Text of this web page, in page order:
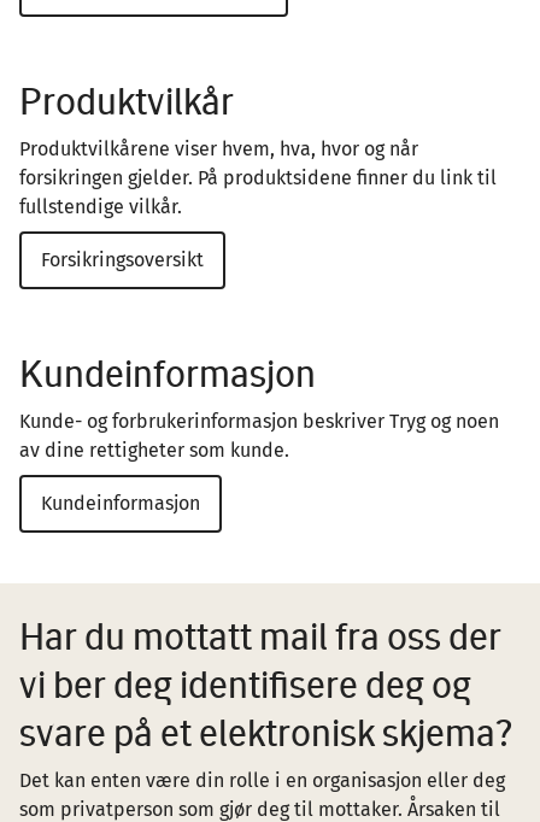
Produktvilkår
Produktvilkårene viser hvem, hva, hvor og når
forsikringen gjelder. På produktsidene finner du link til
fullstendige vilkår.
Forsikringsoversikt
Kundeinformasjon
Kunde- og forbrukerinformasjon beskriver Tryg og noen
av dine rettigheter som kunde.
Kundeinformasjon
Har du mottatt mail fra oss der
vi ber deg identifisere deg og
svare på et elektronisk skjema?
Det kan enten være din rolle i en organisasjon eller deg
som privatperson som gjør deg til mottaker. Årsaken til